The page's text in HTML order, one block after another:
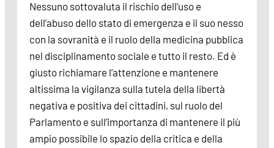
Nessuno sottovaluta il rischio dell’uso e
dell’abuso dello stato di emergenza e il suo nesso
con la sovranità e il ruolo della medicina pubblica
nel disciplinamento sociale e tutto il resto. Ed è
giusto richiamare l’attenzione e mantenere
altissima la vigilanza sulla tutela della libertà
negativa e positiva dei cittadini, sul ruolo del
Parlamento e sull’importanza di mantenere il più
ampio possibile lo spazio della critica e della